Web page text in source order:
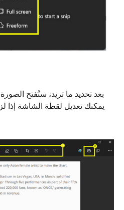
بعد تحديد ما تريد، ستُفتح
يمكنك تعديل لقطة الشاشة إذا